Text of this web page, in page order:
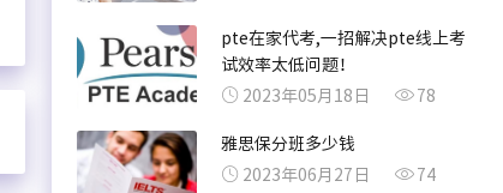
pte在家代考,一招解决pte线上考
试效率太低问题！
2023年05月18日
78
雅思保分班多少钱
2023年06月27日
74